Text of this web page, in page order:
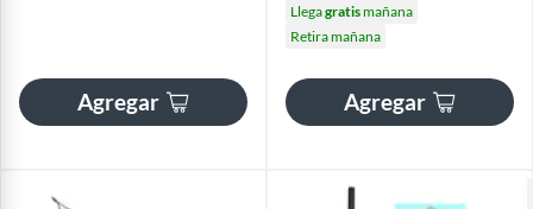
Agregar
Llegagratismañana
Retira mañana
Agregar